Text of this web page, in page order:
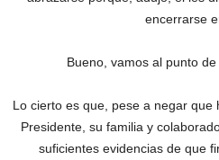
encerrarse
Bueno, vamos al punto
Lo cierto es que, pese a negar que
Presidente, su familia y
suficientes evidencias de que